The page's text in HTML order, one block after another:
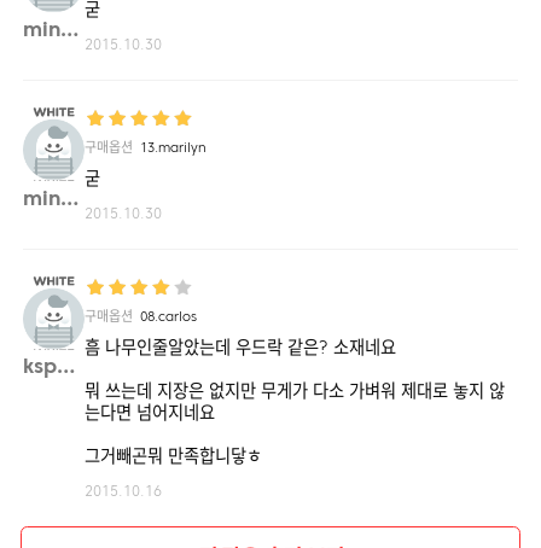
ming2**
굳
2015.10.30
ming2**
구매옵션 13.marilyn
굳
2015.10.30
ksphj**
구매옵션 08.carlos
흠 나무인줄알았는데 우드락 같은? 소재네요
뭐 쓰는데 지장은 없지만 무게가 다소 가벼워 제대로 놓지 않
는다면 넘어지네요
그거빼곤뭐 만족합니닿ㅎ
2015.10.16